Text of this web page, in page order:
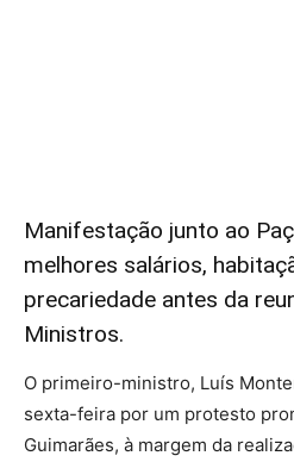
Manifestação junto ao
melhores salários,
precariedade antes da
Ministros.
O primeiro-ministro, Luís
sexta-feira por um protesto
Guimarães, à margem da